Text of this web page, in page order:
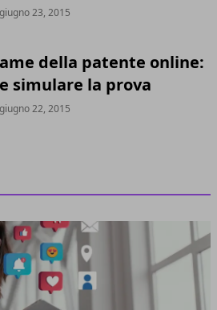
23, 2015
della patente online:
simulare la prova
22, 2015